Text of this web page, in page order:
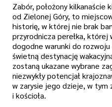
Zabór, położony kilkanaście
od Zielonej Góry, to
historię, w której nie brak
przyrodnicza perełka, której
dogodne warunki do
świetną destynację
zostaną ukazane wybrane
niezwykły potencjał
w zarysie jego dzieje, w tym
i kościoła.